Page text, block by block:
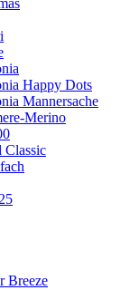
Happy Dots
Mannersache
Merino
Classic
Breeze